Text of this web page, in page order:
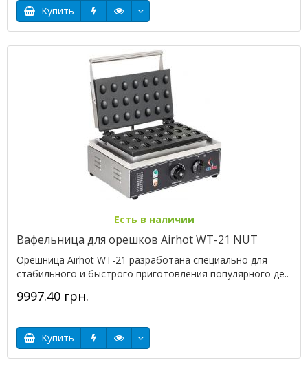
Купить
Есть в наличии
Вафельница для орешков Airhot WT-21 NUT
Орешница Airhot WT-21 разработана специально для
стабильного и быстрого приготовления популярного де..
9997.40 грн.
Купить